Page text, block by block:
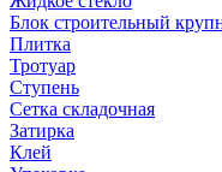
Блок строительный
Плитка
Тротуар
Ступень
Сетка складочная
Затирка
Клей